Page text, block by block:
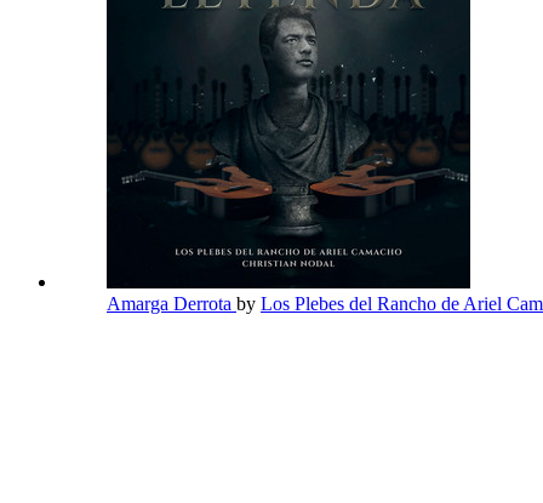
Amarga Derrota by Los Plebes del Rancho de Ariel